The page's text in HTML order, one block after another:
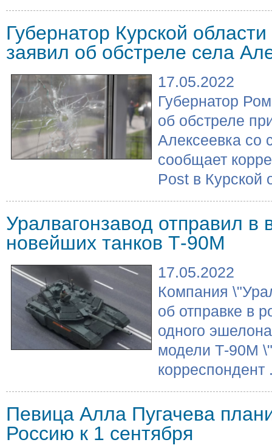
Губернатор Курской
заявил об обстреле села
17.05.2022
Губернатор
об обстреле
Алексеевка со
сообщает
Post в Курской
Уралвагонзавод отправил в
новейших танков Т-90М
17.05.2022
Компания
об отправке в
одного
модели Т-90М
корреспондент
Певица Алла Пугачева
Россию к 1 сентября